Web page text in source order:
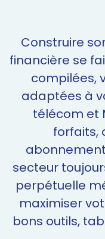
Construire
financière se
compilées,
adaptées à
télécom et
forfaits,
secteur
perpétuelle
maximiser
bons outils,